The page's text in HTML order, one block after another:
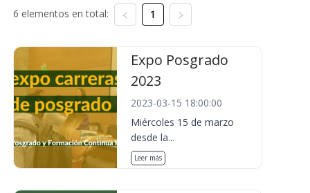
6 elementos en total: 1
Expo Posgrado
2023
2023-03-15 18:00:00
Miércoles 15 de marzo
desde la...
Leer más